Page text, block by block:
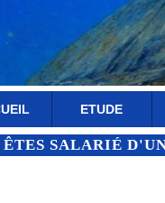
ETUDE
ÊTES SALARIÉ